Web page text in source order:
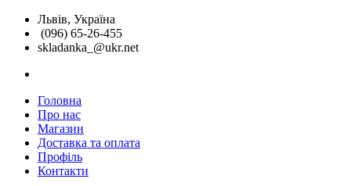
Перейти
вмісту
Львів, Україна
(096) 65-26-455
skladanka_@ukr.net
Складанка
Унікальні
розвиваючі
іграшки
Головна
Про нас
Магазин
Доставка та оплата
Профіль
Контакти